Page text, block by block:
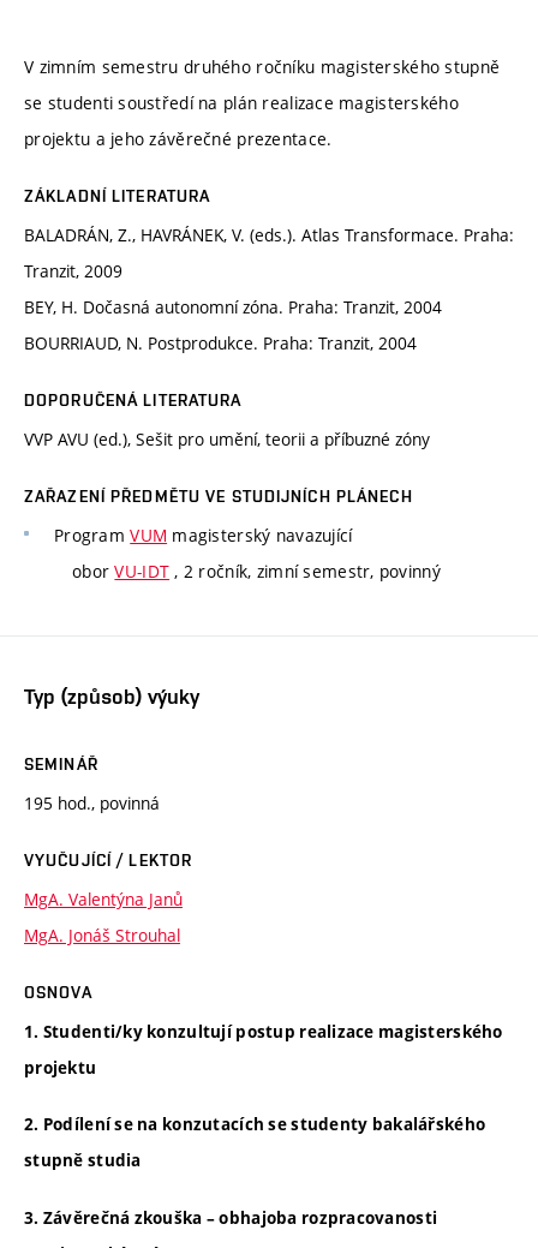
V zimním semestru druhého ročníku magisterského stupně
se studenti soustředí na plán realizace magisterského
projektu a jeho závěrečné prezentace.
ZÁKLADNÍ LITERATURA
BALADRÁN, Z., HAVRÁNEK, V. (eds.). Atlas Transformace. Praha:
Tranzit, 2009
BEY, H. Dočasná autonomní zóna. Praha: Tranzit, 2004
BOURRIAUD, N. Postprodukce. Praha: Tranzit, 2004
DOPORUČENÁ LITERATURA
VVP AVU (ed.), Sešit pro umění, teorii a příbuzné zóny
ZAŘAZENÍ PŘEDMĚTU VE STUDIJNÍCH PLÁNECH
ProgramVUM magisterský navazující
oborVU-IDT , 2 ročník, zimní semestr, povinný
Typ (způsob) výuky
SEMINÁŘ
195 hod., povinná
VYUČUJÍCÍ / LEKTOR
MgA. Valentýna Janů
MgA. Jonáš Strouhal
OSNOVA
1. Studenti/ky konzultují postup realizace magisterského
projektu
2. Podílení se na konzutacích se studenty bakalářského
stupně studia
3. Závěrečná zkouška – obhajoba rozpracovanosti